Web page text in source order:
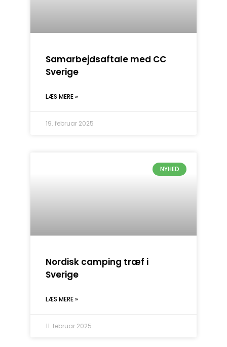
Samarbejdsaftale med CC
Sverige
LÆS MERE »
19. februar 2025
NYHED
Nordisk camping træf i
Sverige
LÆS MERE »
11. februar 2025